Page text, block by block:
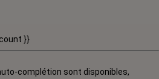
}}
complétion sont disponibles,